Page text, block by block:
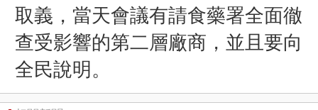
取義，當天會議有請食藥署全面徹
查受影響的第二層廠商，並且要向
全民說明。